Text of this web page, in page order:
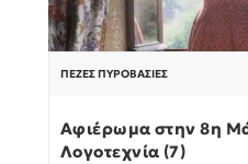
ΠΕΖΈΣ ΠΥΡΟΒΑΣΊΕΣ
Αφιέρωμα στην 8η
Λογοτεχνία (7)